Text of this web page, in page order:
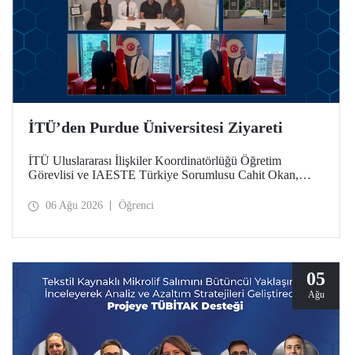
İTÜ’den Purdue Üniversitesi Ziyareti
İTÜ Uluslararası İlişkiler Koordinatörlüğü Öğretim
Görevlisi ve IAESTE Türkiye Sorumlusu Cahit Okan,
Temmuz tarihlerinde ABD’de dünyanın önde gelen
06 Ağu 2026 Öğrenci
05
Ağu